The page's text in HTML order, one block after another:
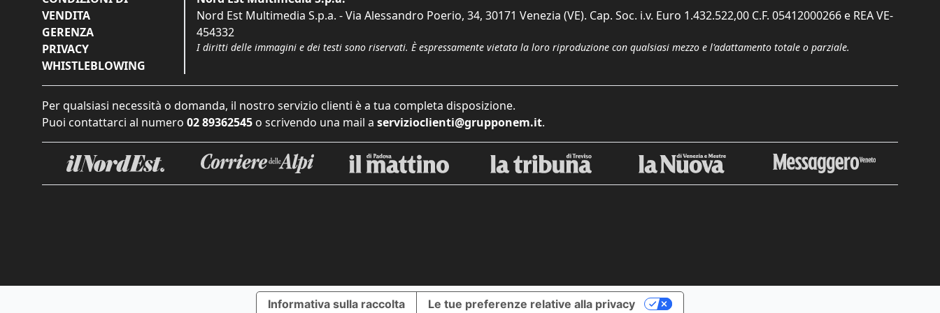
VENDITA
GERENZA
PRIVACY
WHISTLEBLOWING
Nord Est Multimedia S.p.a. - Via Alessandro Poerio, 34, 30171 Venezia (VE). Cap. Soc. i.v. Euro 1.432.522,00 C.F. 05412000266 e REA VE-
454332
I diritti delle immagini e dei testi sono riservati. È espressamente vietata la loro riproduzione con qualsiasi mezzo e l'adattamento totale o parziale.
Per qualsiasi necessità o domanda, il nostro servizio clienti è a tua completa disposizione.
Puoi contattarci al numero 02 89362545 o scrivendo una mail a servizioclienti@grupponem.it.
Informativa sulla raccolta Le tue preferenze relative alla privacy